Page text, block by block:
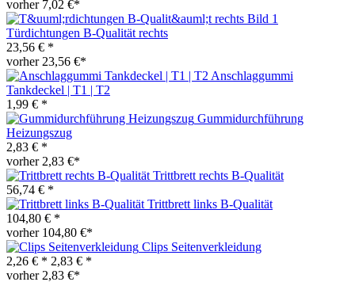
vorher 7,02 €*
Türdichtungen B-Qualität rechts
23,56 € *
vorher 23,56 €*
Anschlaggummi
Tankdeckel | T1 | T2
1,99 € *
Gummidurchführung
Heizungszug
2,83 € *
vorher 2,83 €*
Trittbrett rechts B-Qualität
56,74 € *
Trittbrett links B-Qualität
104,80 € *
vorher 104,80 €*
Clips Seitenverkleidung
2,26 € * 2,83 € *
vorher 2,83 €*